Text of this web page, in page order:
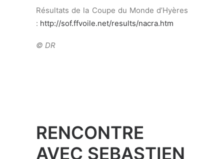
COACH NACRA
17